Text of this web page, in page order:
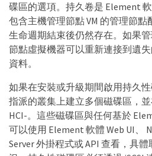
碟區的選項。持久卷是 Element
包含主機管理節點 VM 的管理節點
生命週期結束後仍然存在。如果
節點虛擬機器可以重新連接到遺
資料。
如果在安裝或升級期間啟用持久
指派的叢集上建立多個磁碟區，
HCI-。這些磁碟區與任何基於
可以使用 Element 軟體 Web UI、
Server 外掛程式或 API 查看，具